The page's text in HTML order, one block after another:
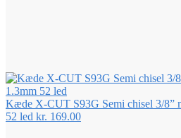
Kæde X-CUT S93G Semi chisel 3/8”
52 led kr. 169.00